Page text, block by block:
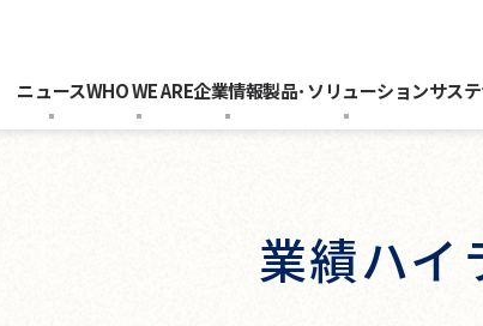
ニュースWHO WE ARE企業情報製品･ソリューションサス
業績ハイ